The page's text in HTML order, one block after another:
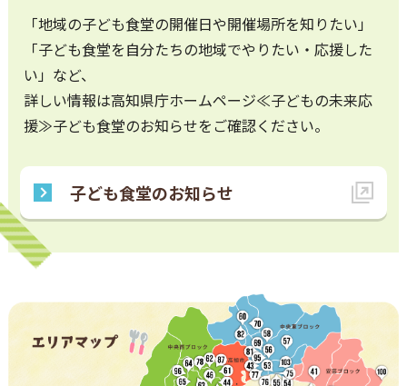
「地域の子ども食堂の開催日や開催場所を知りたい」
「子ども食堂を自分たちの地域でやりたい・応援した
い」など、
詳しい情報は高知県庁ホームページ≪子どもの未来応
援≫子ども食堂のお知らせをご確認ください。
子ども食堂のお知らせ